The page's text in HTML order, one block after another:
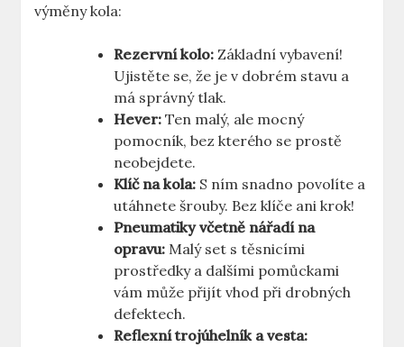
výměny kola:
Rezervní⁢ kolo: Základní vybavení!
Ujistěte se, že je‍ v dobrém ​stavu a
má správný​ tlak.
Hever: Ten malý, ale mocný
pomocník, bez kterého⁢ se ⁤prostě
neobejdete.
Klíč na kola: ‍S ním ​snadno povolíte⁤ a
utáhnete šrouby. Bez klíče ani⁤ krok!
Pneumatiky včetně nářadí na
opravu: Malý set s těsnicími
prostředky a dalšími pomůckami
vám může ‍přijít vhod při drobných ​
defektech.
Reflexní trojúhelník a ​vesta: